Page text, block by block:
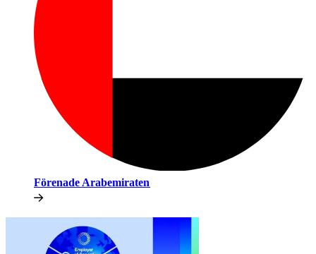
Förenade Arabemiraten​​